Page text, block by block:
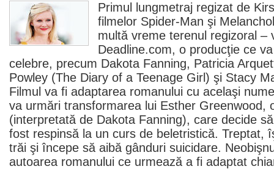
Primul lungmetraj regizat de
filmelor Spider-Man şi
multă vreme terenul regizoral –
Deadline.com, o producţie ce
celebre, precum Dakota Fanning, Patricia
Powley (The Diary of a Teenage Girl) şi Stacy
Filmul va fi adaptarea romanului cu acelaşi
va urmări transformarea lui Esther Greenwood,
(interpretată de Dakota Fanning), care decide
fost respinsă la un curs de beletristică. Treptat,
trăi şi începe să aibă gânduri suicidare.
autoarea romanului ce urmează a fi adaptat